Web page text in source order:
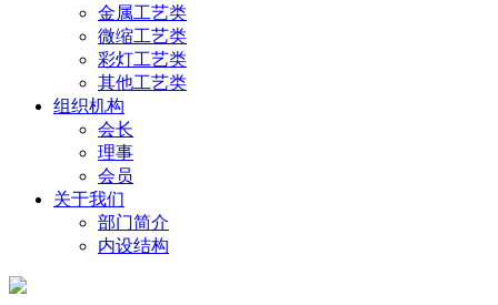
金属工艺类
微缩工艺类
彩灯工艺类
其他工艺类
组织机构
会长
理事
会员
关于我们
部门简介
内设结构